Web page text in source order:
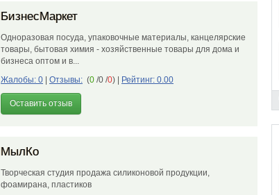
БизнесМаркет
Одноразовая посуда, упаковочные материалы, канцелярские
товары, бытовая химия - хозяйственные товары для дома и
бизнеса оптом и в...
Жалобы: 0
Отзывы: (0 /0 /0) Рейтинг: 0.00
Оставить отзыв
МылКо
Творческая студия продажа силиконовой продукции,
фоамирана, пластиков